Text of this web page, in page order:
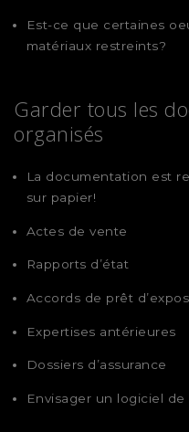
Est-ce que certaines
matériaux restreints?
Garder tous les
organisés
La documentation est
sur papier!
Actes de vente
Rapports d’état
Accords de prêt
Expertises antérieures
Dossiers d’assurance
Envisager un logiciel